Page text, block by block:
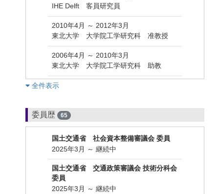
IHE Delft 客員研究員
2010年4月 ～ 2012年3月
東北大学 大学院工学研究科 准教授
2006年4月 ～ 2010年3月
東北大学 大学院工学研究科 助教
︎全件表示
委員歴 65
国土交通省 社会資本整備審議会 委員
2025年3月 ～ 継続中
国土交通省 交通政策審議会 技術分科会
委員
2025年3月 ～ 継続中